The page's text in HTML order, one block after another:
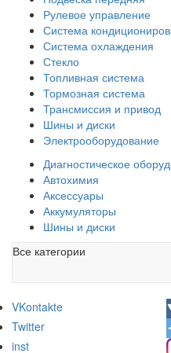
Рулевое управление
Система
Система охлаждения
Стекло
Топливная система
Тормозная система
Трансмиссия и привод
Шины и диски
Электрооборудование
Диагностическое
Автохимия
Аксессуары
Аккумуляторы
Шины и диски
Все категории
VKontakte
Twitter
inst